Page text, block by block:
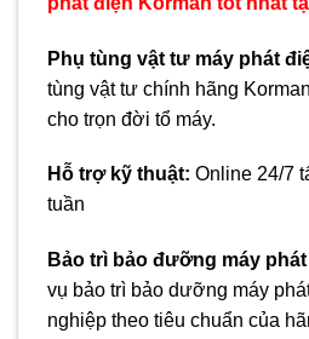
Phụ tùng vật tư máy phát
tùng vật tư chính hãng
cho trọn đời tổ máy.
Hỗ trợ kỹ thuật: Online 24/7
tuần
Bảo trì bảo đưỡng máy
vụ bảo trì bảo dưỡng máy
nghiệp theo tiêu chuẩn của